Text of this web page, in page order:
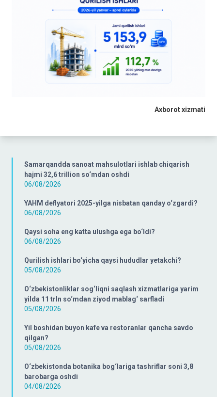
Samarqandda sanoat mahsulotlari ishlab chiqarish
hajmi 32,6 trillion so‘mdan oshdi
06/08/2026
YAHM deflyatori 2025-yilga nisbatan qanday o‘zgardi?
06/08/2026
Qaysi soha eng katta ulushga ega bo‘ldi?
06/08/2026
Qurilish ishlari bo‘yicha qaysi hududlar yetakchi?
05/08/2026
O‘zbekistonliklar sog‘liqni saqlash xizmatlariga yarim
yilda 11 trln so‘mdan ziyod mablag‘ sarfladi
05/08/2026
Yil boshidan buyon kafe va restoranlar qancha savdo
qilgan?
05/08/2026
O‘zbekistonda botanika bog‘lariga tashriflar soni 3,8
barobarga oshdi
04/08/2026
Axborot xizmati